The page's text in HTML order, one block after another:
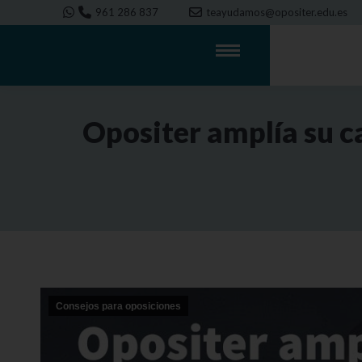
961 286 837 teayudamos@opositer.edu.es
Opositer amplía su
Consejos para oposiciones